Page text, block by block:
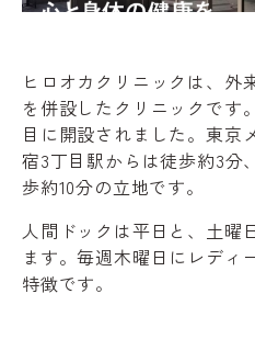
ヒロオカクリニックは、外
を併設したクリニックです
目に開設されました。東京
宿3丁目駅からは徒歩約3分
歩約10分の立地です。
人間ドックは平日と、土曜
ます。毎週木曜日にレディ
特徴です。